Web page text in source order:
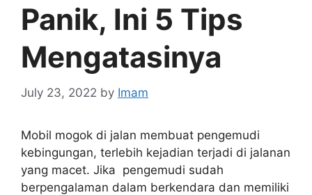
Panik, Ini 5 Tips
Mengatasinya
July 23, 2022 by Imam
Mobil mogok di jalan membuat pengemudi
kebingungan, terlebih kejadian terjadi di jalanan
yang macet. Jika pengemudi sudah
berpengalaman dalam berkendara dan memiliki